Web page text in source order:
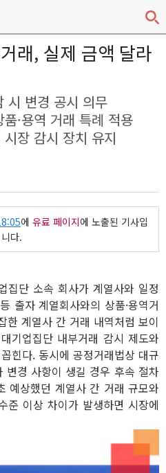
래, 실제 금액 달라
시 변경 공시 의무
·용역 거래 특례 적용
장 감시 장치 유지
에 유료 페이지에 노출된 기사입
니다.
집단 소속 회사가 계열사와 일정
출자 계열회사와의 상품·용역거
한 계열사 간 거래 내역처럼 보이
기업집단 내부거래 감시 제도와
힌다. 동시에 공정거래법상 대규
경 사항이 생길 경우 후속 절차
예상했던 계열사 간 거래 규모와
준 이상 차이가 발생하면 시장에